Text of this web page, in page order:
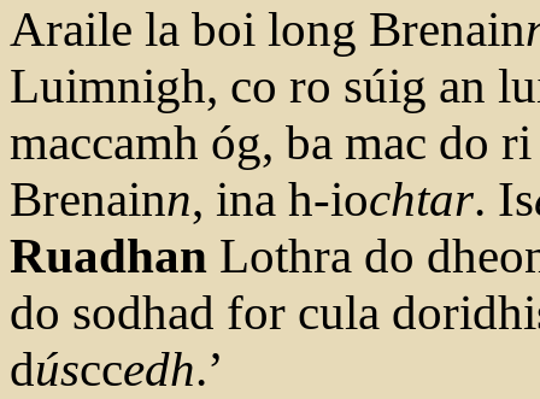
Araile la boi long Brenain
Luimnigh, co ro súig an
maccamh óg, ba mac do
Brenainn, ina h-iochtar. Is
Ruadhan Lothra do
do sodhad for cula
dúsccedh.’